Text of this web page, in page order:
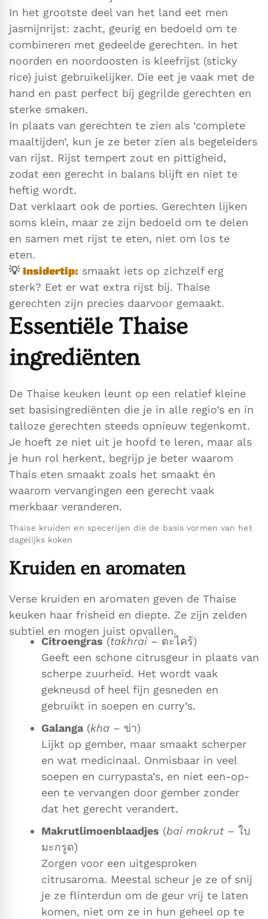
In het grootste deel van het land eet men
jasmijnrijst: zacht, geurig en bedoeld om te
combineren met gedeelde gerechten. In het
noorden en noordoosten is kleefrijst (sticky
rice) juist gebruikelijker. Die eet je vaak met de
hand en past perfect bij gegrilde gerechten en
sterke smaken.
In plaats van gerechten te zien als ‘complete
maaltijden’, kun je ze beter zien als begeleiders
van rijst. Rijst tempert zout en pittigheid,
zodat een gerecht in balans blijft en niet te
heftig wordt.
Dat verklaart ook de porties. Gerechten lijken
soms klein, maar ze zijn bedoeld om te delen
en samen met rijst te eten, niet om los te
eten.
💡Insidertip: smaakt iets op zichzelf erg
sterk? Eet er wat extra rijst bij. Thaise
gerechten zijn precies daarvoor gemaakt.
Essentiële Thaise
ingrediënten
De Thaise keuken leunt op een relatief kleine
set basisingrediënten die je in alle regio’s en in
talloze gerechten steeds opnieuw tegenkomt.
Je hoeft ze niet uit je hoofd te leren, maar als
je hun rol herkent, begrijp je beter waarom
Thais eten smaakt zoals het smaakt én
waarom vervangingen een gerecht vaak
merkbaar veranderen.
Thaise kruiden en specerijen die de basis vormen van het
dagelijks koken
Kruiden en aromaten
Verse kruiden en aromaten geven de Thaise
keuken haar frisheid en diepte. Ze zijn zelden
subtiel en mogen juist opvallen.
Citroengras(takhrai – ตะไคร้)
Geeft een schone citrusgeur in plaats van
scherpe zuurheid. Het wordt vaak
gekneusd of heel fijn gesneden en
gebruikt in soepen en curry’s.
Galanga(kha – ข่า)
Lijkt op gember, maar smaakt scherper
en wat medicinaal. Onmisbaar in veel
soepen en currypasta’s, en niet een-op-
een te vervangen door gember zonder
dat het gerecht verandert.
Makrutlimoenblaadjes (bai makrut– ใบ
มะกรูด)
Zorgen voor een uitgesproken
citrusaroma. Meestal scheur je ze of snij
je ze flinterdun om de geur vrij te laten
komen, niet om ze in hun geheel op te